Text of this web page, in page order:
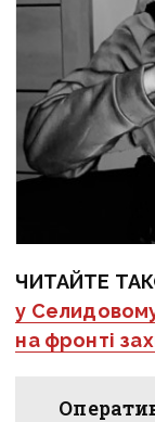
ЧИТАЙТЕ
у
на фронті